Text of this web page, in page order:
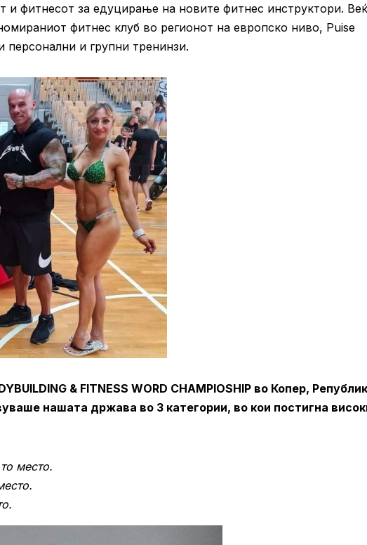
и фитнесот за едуцирање на новите фитнес инструктори.
фитнес клуб во регионот на европско ниво, Puise
и групни тренинзи.
& FITNESS WORD CHAMPIOSHIP во Копер,
нашата држава во 3 категории, во кои постигна
место.